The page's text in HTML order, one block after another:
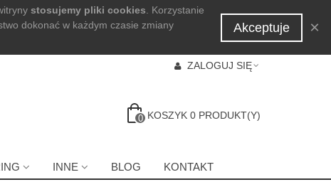
stosujemy pliki cookies . Korzystanie
dokonać w każdym czasie zmiany
Akceptuje ×
ZALOGUJ SIĘ
0 KOSZYK 0 PRODUKT(Y)
INNE BLOG KONTAKT